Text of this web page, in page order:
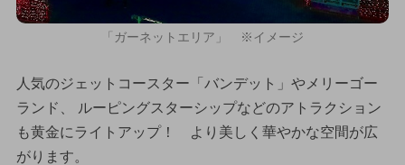
「ガーネットエリア」 ※イメージ
人気のジェットコースター「バンデット」やメリーゴー
ランド、 ルーピングスターシップなどのアトラクション
も黄金にライトアップ！ より美しく華やかな空間が広
がります。